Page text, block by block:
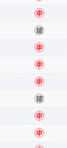
中
错
中
中
中
错
中
中